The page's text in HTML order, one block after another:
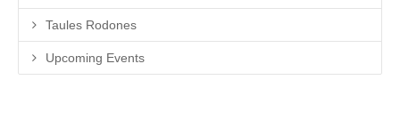
Taules Rodones
Upcoming Events